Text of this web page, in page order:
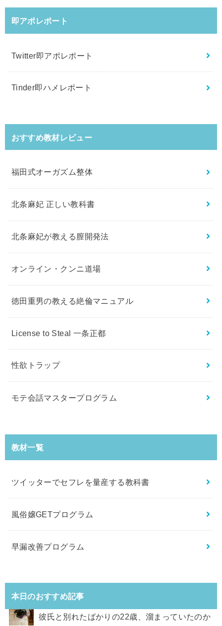
即アポレポート
Twitter即アポレポート
Tinder即ハメレポート
おすすめ教材レビュー
福田式オーガズム整体
北条麻妃 正しい教科書
北条麻妃が教える膣開発法
オンライン・クンニ道場
徳田重男の教える絶倫マニュアル
License to Steal 一条正都
性欲トラップ
モテ会話マスタープログラム
教材一覧
ツイッターでセフレを量産する教科書
風俗嬢GETプログラム
早漏改善プログラム
本日のおすすめ記事
彼氏と別れたばかりの22歳、溜まっていたのか